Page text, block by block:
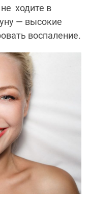
ходите в
— высокие
воспаление.